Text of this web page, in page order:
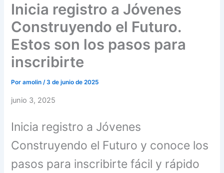
Inicia registro a Jóvenes
Construyendo el Futuro.
Estos son los pasos para
inscribirte
Poramolin/3 de junio de 2025
junio 3, 2025
Inicia registro a Jóvenes
Construyendo el Futuro y conoce los
pasos para inscribirte fácil y rápido